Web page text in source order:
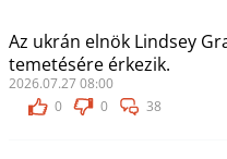
Az ukrán elnök Lindsey
temetésére érkezik.
2026.07.27 08:00
0
0 38